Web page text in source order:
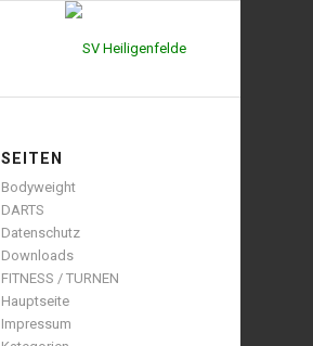
SEITEN
Bodyweight
DARTS
Datenschutz
Downloads
FITNESS / TURNEN
Hauptseite
Impressum